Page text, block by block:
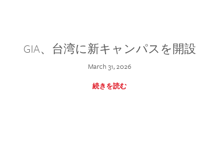
GIA、台湾に新キャンパスを開設
March 31, 2026
続きを読む